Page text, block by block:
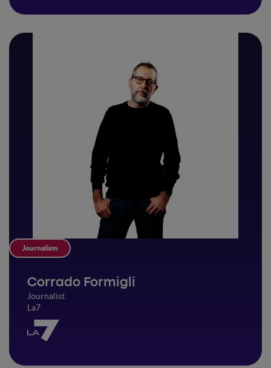
Journalism
Corrado Formigli
Journalist
La7